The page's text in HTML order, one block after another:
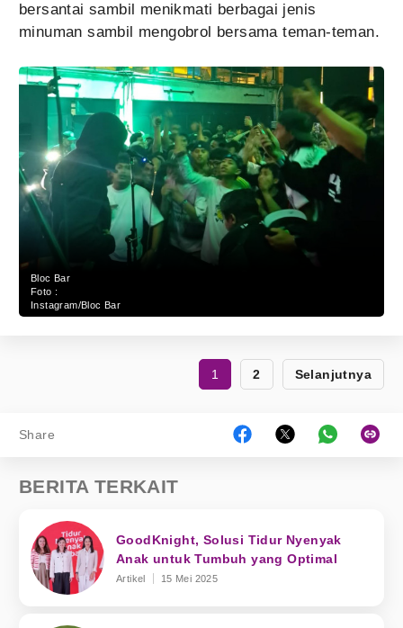
bersantai sambil menikmati berbagai jenis
minuman sambil mengobrol bersama teman-teman.
Bloc Bar
Foto :
Instagram/Bloc Bar
1 2 Selanjutnya
Share
BERITA TERKAIT
GoodKnight, Solusi Tidur Nyenyak
Anak untuk Tumbuh yang Optimal
Artikel 15 Mei 2025